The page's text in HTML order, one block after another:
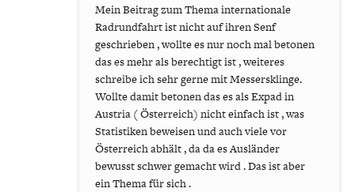
Mein Beitrag zum Thema internationale
Radrundfahrt ist nicht auf ihren Senf
geschrieben , wollte es nur noch mal betonen
das es mehr als berechtigt ist , weiteres
schreibe ich sehr gerne mit Messersklinge.
Wollte damit betonen das es als Expad in
Austria ( Österreich) nicht einfach ist , was
Statistiken beweisen und auch viele vor
Österreich abhält , da da es Ausländer
bewusst schwer gemacht wird . Das ist aber
ein Thema für sich .